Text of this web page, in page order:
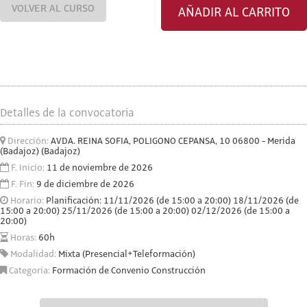
VOLVER AL CURSO AÑADIR AL CARRITO
Detalles de la convocatoria
Dirección: AVDA. REINA SOFIA, POLIGONO CEPANSA, 10 06800 - Merida
(Badajoz) (Badajoz)
F. Inicio: 11 de noviembre de 2026
F. Fin: 9 de diciembre de 2026
Horario: Planificación: 11/11/2026 (de 15:00 a 20:00) 18/11/2026 (de
15:00 a 20:00) 25/11/2026 (de 15:00 a 20:00) 02/12/2026 (de 15:00 a
20:00)
Horas: 60h
Modalidad: Mixta (Presencial+Teleformación)
Categoría: Formación de Convenio Construcción